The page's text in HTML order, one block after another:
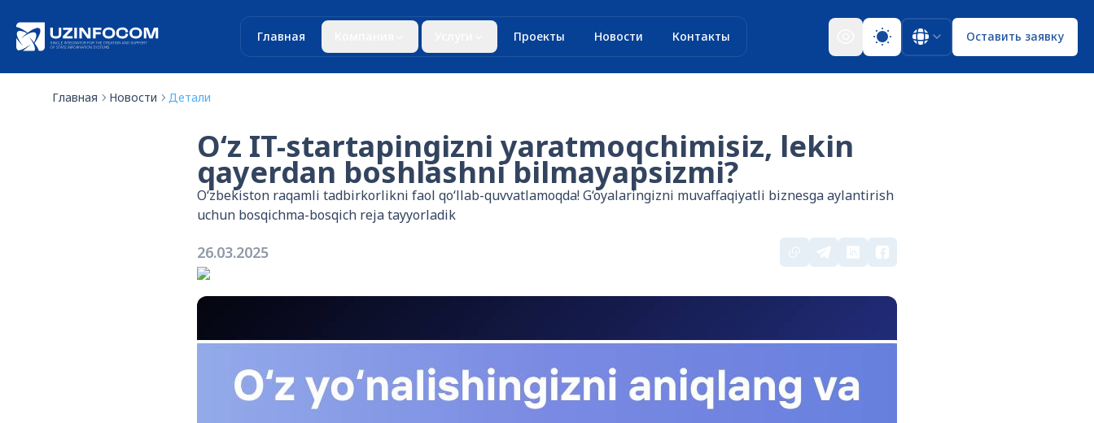
Главная Проекты Новости Контакты Оставить заявку
Главная Новости Детали
O‘z IT-startapingizni yaratmoqchimisiz, lekin
qayerdan boshlashni bilmayapsizmi?
O‘zbekiston raqamli tadbirkorlikni faol qo‘llab-quvvatlamoqda! G‘oyalaringizni muvaffaqiyatli biznesga aylantirish
uchun bosqichma-bosqich reja tayyorladik
26.03.2025